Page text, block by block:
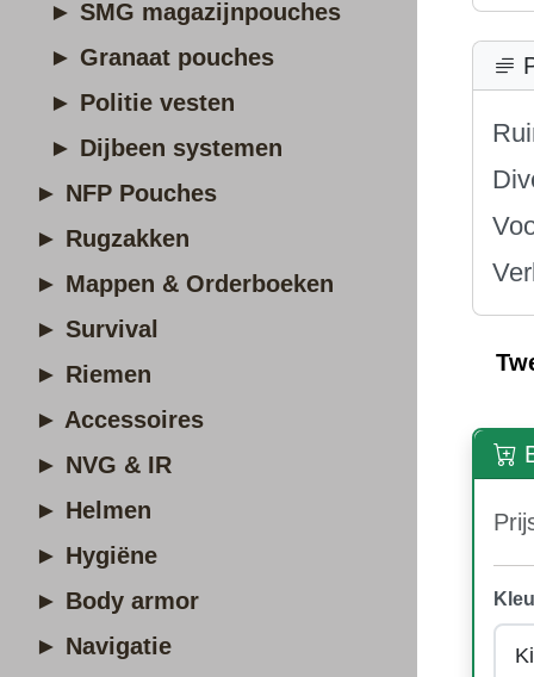
► SMG magazijnpouches
► Granaat pouches
► Politie vesten
► Dijbeen systemen
► NFP Pouches
► Rugzakken
► Mappen & Orderboeken
► Survival
► Riemen
► Accessoires
► NVG & IR
► Helmen
► Hygiëne
► Body armor
► Navigatie